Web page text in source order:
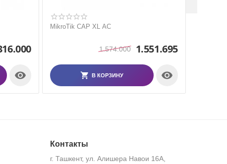

MikroTik CAP XL AC
1.574.000 1.551.695
В КОРЗИНУ 
Контакты
г. Ташкент, ул. Алишера Навои 16А,